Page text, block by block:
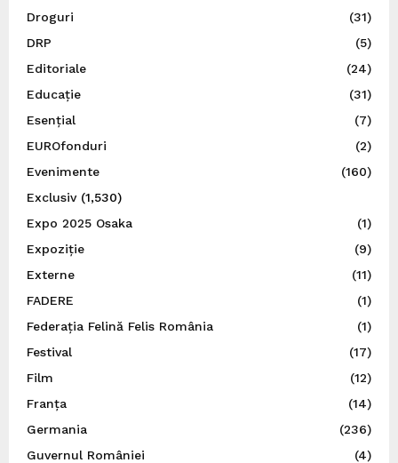
Droguri
(31)
DRP
(5)
Editoriale
(24)
Educație
(31)
Esențial
(7)
EUROfonduri
(2)
Evenimente
(160)
Exclusiv(1,530)
Expo 2025 Osaka
(1)
Expoziție
(9)
Externe
(11)
FADERE
(1)
Federația Felină Felis România
(1)
Festival
(17)
Film
(12)
Franța
(14)
Germania
(236)
Guvernul României
(4)